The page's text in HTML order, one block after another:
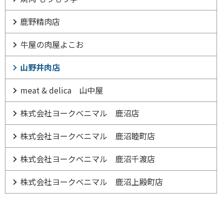
鹿野精肉店
牛屋の肉屋よこお
山野井肉店
meat & delica 山中屋
株式会社ヨークベニマル 鹿沼店
株式会社ヨークベニマル 鹿沼睦町店
株式会社ヨークベニマル 鹿沼千渡店
株式会社ヨークベニマル 鹿沼上殿町店